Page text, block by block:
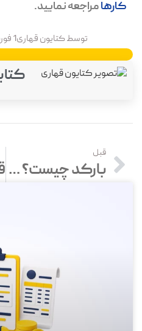
کارهامراجعه نمایید.
توسطکتایون قهاری1 فوریه 2026
قبل
بارکد چیست؟ انواع بارکدها با کاربرد و نمونه بارکرد